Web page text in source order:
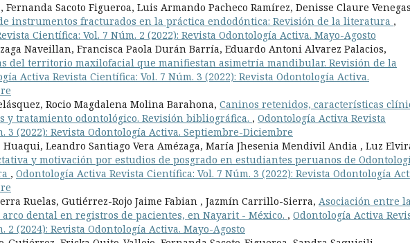
Fernanda Sacoto Figueroa, Luis Armando Pacheco Ramírez, Denisse Claure
instrumentos fracturados en la práctica endodóntica: Revisión de la literatura ,
Científica: Vol. 7 Núm. 2 (2022): Revista Odontología Activa. Mayo-Agosto
Naveillan, Francisca Paola Durán Barría, Eduardo Antoni Alvarez Palacios,
del territorio maxilofacial que manifiestan asimetría mandibular. Revisión de la
Activa Revista Científica: Vol. 7 Núm. 3 (2022): Revista Odontología Activa.
Rocio Magdalena Molina Barahona, Caninos retenidos, características
y tratamiento odontológico. Revisión bibliográfica. , Odontología Activa Revista
3 (2022): Revista Odontología Activa. Septiembre-Diciembre
Leandro Santiago Vera Amézaga, María Jhesenia Mendivil Andia , Luz
y motivación por estudios de posgrado en estudiantes peruanos de
, Odontología Activa Revista Científica: Vol. 7 Núm. 3 (2022): Revista Odontología
Ruelas, Gutiérrez-Rojo Jaime Fabian , Jazmín Carrillo-Sierra, Asociación entre
dental en registros de pacientes, en Nayarit - México. , Odontología Activa
2 (2024): Revista Odontología Activa. Mayo-Agosto